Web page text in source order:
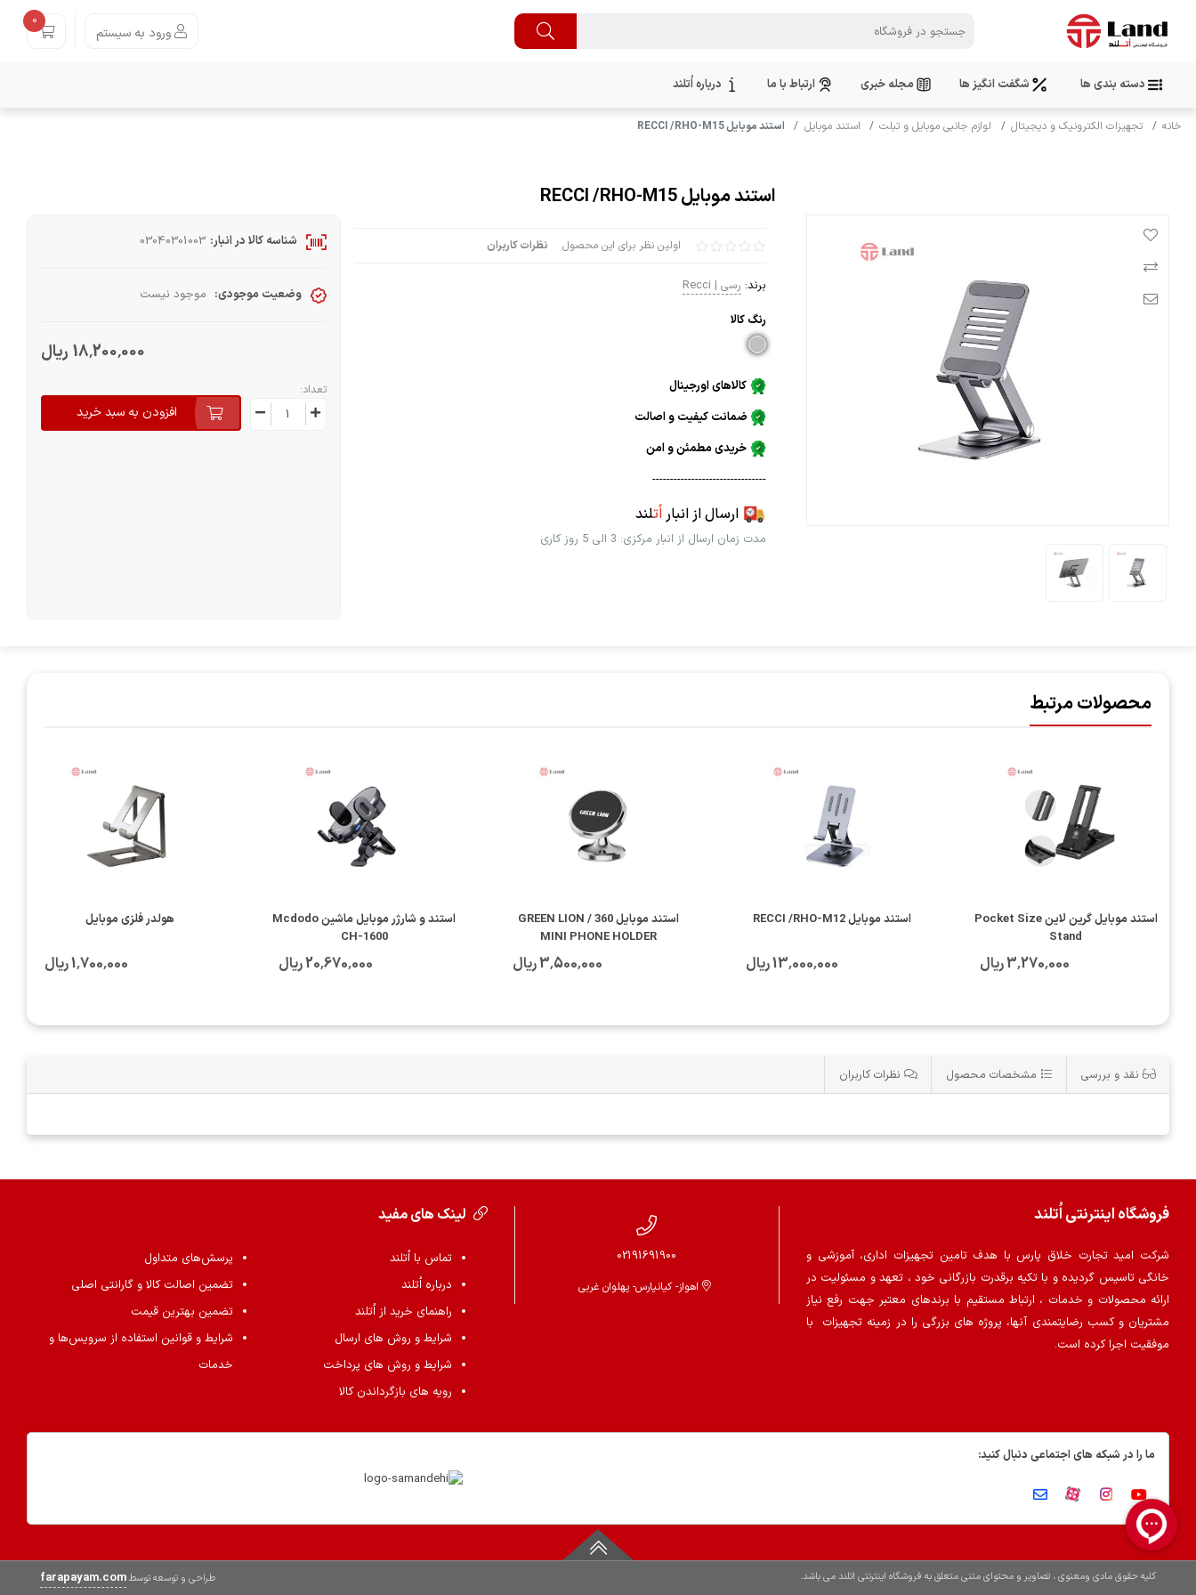
ورود به سیستم
0
دسته بندی ها شگفت انگیز ها مجله خبری ارتباط با ما درباره اُتلند
خانه تجهیزات الکترونیک و دیجیتال لوازم جانبی موبایل و تبلت استند موبایل استند موبایل RECCI /RHO-M15
استند موبایل RECCI /RHO-M15
اولین نظر برای این محصول نظرات کاربران
برند: رسی | Recci
رنگ كالا
کالاهای اورجینال
ضمانت کیفیت و اصالت
خریدی مطمئن و امن
--------------------------------
ارسال از انباراُتلند
مدت زمان ارسال از انبار مرکزی: 3 الی 5 روز کاری
شناسه کالا در انبار: 03040301003
وضعیت موجودی: موجود نیست
18٬200٬000 ریال
تعداد:
افزودن به سبد خرید
محصولات مرتبط
استند موبایل گرین لاین Pocket Size
Stand
3٬270٬000 ریال
استند موبایل RECCI /RHO-M12
13٬000٬000 ریال
استند موبایل GREEN LION / 360
MINI PHONE HOLDER
3٬500٬000 ریال
استند و شارژر موبایل ماشین Mcdodo
CH-1600
20٬670٬000 ریال
هولدر فلزی موبایل
1٬700٬000 ریال
نقد و بررسی مشخصات محصول نظرات کاربران
فروشگاه اینترنتی اُتلند
شرکت امید تجارت خلاق پارس با هدف تامین تجهیزات اداری، آموزشی و
خانگی تاسیس گردیده و با تکیه برقدرت بازرگانی خود ، تعهد و مسئولیت در
ارائه محصولات و خدمات ، ارتباط مستقیم با برندهای معتبر جهت رفع نیاز
مشتریان و کسب رضایتمندی آنها، پروژه های بزرگی را در زمینه تجهیزات با
موفقیت اجرا کرده است.
02191691900
اهواز- کیانپارس- پهلوان غربی
لینک های مفید
تماس با اُتلند
درباره اُتلند
راهنمای خرید از اُتلند
شرایط و روش های ارسال
شرایط و روش های پرداخت
رویه های بازگرداندن کالا
پرسش‌های متداول
تضمین اصالت کالا و گارانتی اصلی
تضمین بهترین قیمت
شرایط و قوانین استفاده از سرویس‌ها و
خدمات
ما را در شبکه های اجتماعی دنبال کنید:
کلیه حقوق مادی ومعنوی ، تصاویر و محتوای متنی متعلق به فروشگاه اینترنتی اتلند می باشد. طراحی و توسعه توسطfarapayam.com